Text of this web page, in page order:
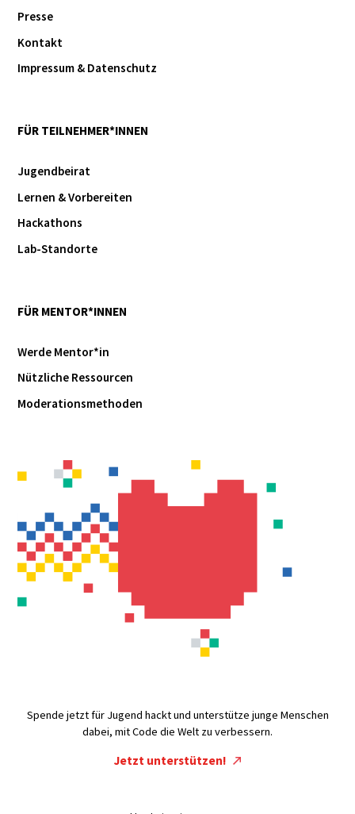
Presse
Kontakt
Impressum & Datenschutz
FÜR TEILNEHMER*INNEN
Jugendbeirat
Lernen & Vorbereiten
Hackathons
Lab-Standorte
FÜR MENTOR*INNEN
Werde Mentor*in
Nützliche Ressourcen
Moderationsmethoden
Spende jetzt für Jugend hackt und unterstütze junge Menschen
dabei, mit Code die Welt zu verbessern.
Jetzt unterstützen!